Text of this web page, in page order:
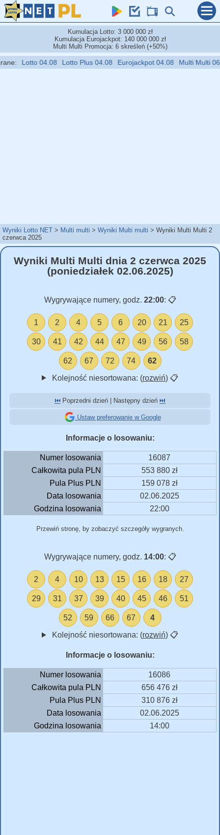
Kumulacja Lotto: 3 000 000 zł
Kumulacja Eurojackpot: 140 000 000 zł
Multi Multi Promocja: 6 skreśleń (+50%)
Lotto 04.08 Lotto Plus 04.08 Eurojackpot 04.08 Multi Multi 06.08
Wyniki Lotto NET Multi multi Wyniki Multi multi
Wyniki Multi Multi 2
czerwca 2025
Wyniki Multi Multi dnia 2 czerwca 2025
(poniedziałek 02.06.2025)
Wygrywające numery, godz. 22:00: 📋
1 2 4 5 6 20 21 25
30 41 42 44 47 49 56 58
62 67 72 74 62
Kolejność niesortowana: (rozwiń) 📋
⏮️ Poprzedni dzień | Następny dzień ⏭️
Ustaw preferowanie w Google
Informacje o losowaniu:
Numer losowania
16087
Całkowita pula PLN
553 880 zł
Pula Plus PLN
159 078 zł
Data losowania
02.06.2025
Godzina losowania
22:00
Przewiń stronę, by zobaczyć szczegóły wygranych.
Wygrywające numery, godz. 14:00: 📋
2 4 10 13 15 16 18 27
29 31 37 39 40 45 46 51
52 59 66 67 4
Kolejność niesortowana: (rozwiń) 📋
Informacje o losowaniu:
Numer losowania
16086
Całkowita pula PLN
656 476 zł
Pula Plus PLN
310 876 zł
Data losowania
02.06.2025
Godzina losowania
14:00